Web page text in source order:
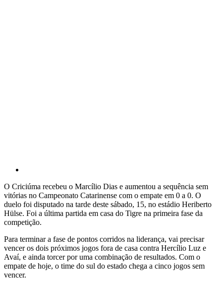
O Criciúma recebeu o Marcílio Dias e aumentou a sequência sem
vitórias no Campeonato Catarinense com o empate em 0 a 0. O
duelo foi disputado na tarde deste sábado, 15, no estádio Heriberto
Hülse. Foi a última partida em casa do Tigre na primeira fase da
competição.
Para terminar a fase de pontos corridos na liderança, vai precisar
vencer os dois próximos jogos fora de casa contra Hercílio Luz e
Avaí, e ainda torcer por uma combinação de resultados. Com o
empate de hoje, o time do sul do estado chega a cinco jogos sem
vencer.